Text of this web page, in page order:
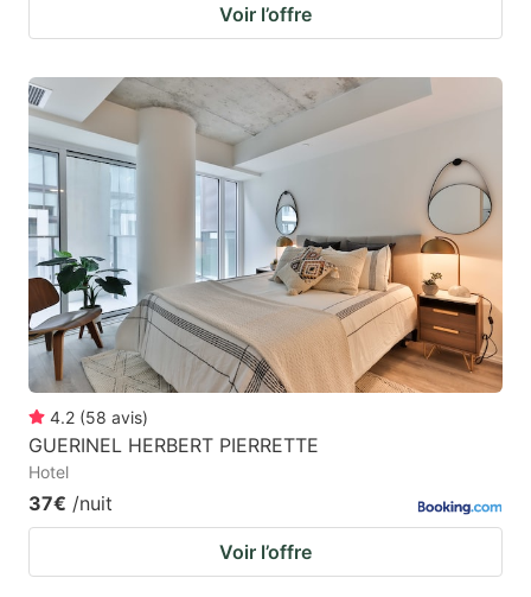
Voir l’offre
4.2 (58 avis)
GUERINEL HERBERT PIERRETTE
Hotel
37€ /nuit
Voir l’offre